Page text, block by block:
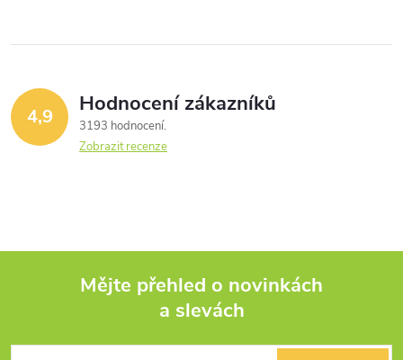
4,9 Hodnocení zákazníků
3193 hodnocení
Zobrazit recenze
Mějte přehled o novinkách
a slevách